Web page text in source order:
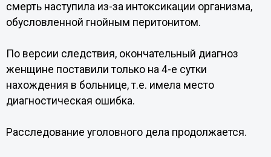
смерть наступила из-за интоксикации организма,
обусловленной гнойным перитонитом.
По версии следствия, окончательный диагноз
женщине поставили только на 4-е сутки
нахождения в больнице, т.е. имела место
диагностическая ошибка.
Расследование уголовного дела продолжается.